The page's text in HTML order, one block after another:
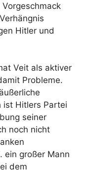
Hitler und
Veit als aktiver
Probleme.
ist Hitlers Partei
seiner
noch nicht
ein großer Mann
dem